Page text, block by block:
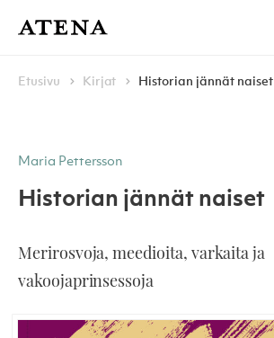
Atena Kustannus
Navigoi
Etusivu
Kirjat Historian jännät naiset
Maria Pettersson
Historian jännät naiset
Merirosvoja, meedioita, varkaita ja
vakoojaprinsessoja